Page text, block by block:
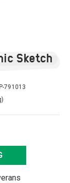
Sketch
P-791013